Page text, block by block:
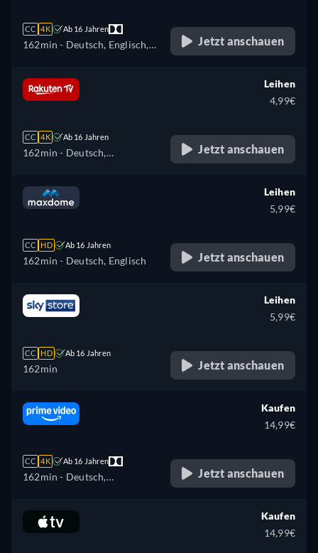
Portugiesisch, Russisch,
Slowakisch, Türkisch,
CC 4K Ab 16 Jahren
162min - Deutsch, Englisch,
Jetzt anschauen
CC 4K Ab 16 Jahren
162min - Deutsch,
Spanisch, Französisch,
Ungarisch, Italienisch,
Leihen
4,99€
Jetzt anschauen
CC HD Ab 16 Jahren
162min - Deutsch, Englisch
Leihen
5,99€
Jetzt anschauen
CC HD Ab 16 Jahren
162min
Leihen
5,99€
Jetzt anschauen
CC 4K Ab 16 Jahren
162min - Deutsch,
Englisch, Spanisch,
Französisch, Ungarisch,
Kaufen
14,99€
Jetzt anschauen
Kaufen
14,99€